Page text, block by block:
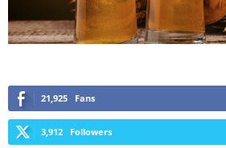
21,925 Fans
3,912 Followers